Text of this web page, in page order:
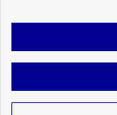
Plan du site